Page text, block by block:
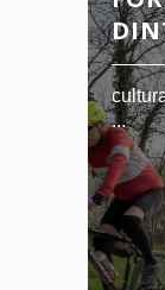
...